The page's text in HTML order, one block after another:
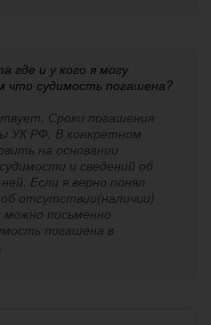
где и у кого я могу
что судимость погашена?
Сроки погашения
УК РФ. В конкретном
на основании
и сведений об
Если я верно понял
об отсутствии(наличии)
письменно
погашена в